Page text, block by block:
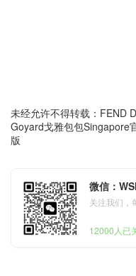
未经允许不得转载： FEND
Goyard戈雅包包Singapore
版
微信：
关注我们，
12000人已